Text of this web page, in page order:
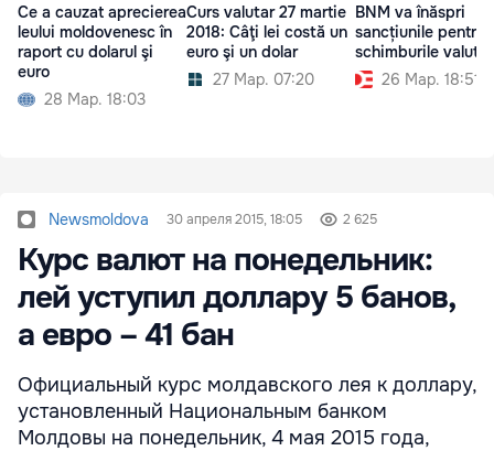
Ce a cauzat aprecierea
leului moldovenesc în
raport cu dolarul şi
euro
28 Мар. 18:03
Curs valutar 27 martie
2018: Câţi lei costă un
euro şi un dolar
27 Мар. 07:20
BNM va înăspri
sancțiunile pentru
schimburile
26 Мар. 18:51
Newsmoldova 30 апреля 2015, 18:05 2 625
Курс валют на понедельник:
лей уступил доллару 5 банов,
а евро – 41 бан
Официальный курс молдавского лея к доллару,
установленный Национальным банком
Молдовы на понедельник, 4 мая 2015 года,